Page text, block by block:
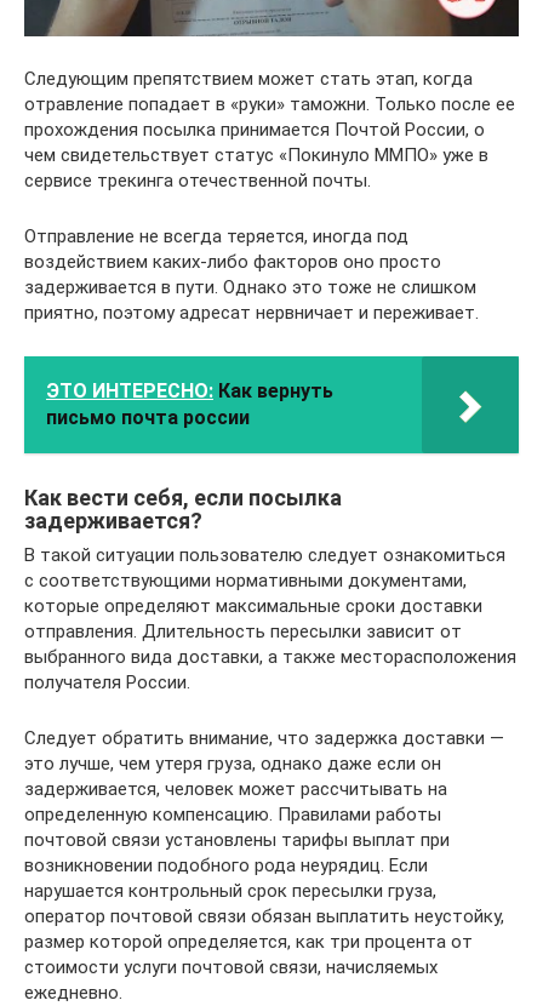
Следующим препятствием может стать этап, когда
отравление попадает в «руки» таможни. Только после ее
прохождения посылка принимается Почтой России, о
чем свидетельствует статус «Покинуло ММПО» уже в
сервисе трекинга отечественной почты.
Отправление не всегда теряется, иногда под
воздействием каких-либо факторов оно просто
задерживается в пути. Однако это тоже не слишком
приятно, поэтому адресат нервничает и переживает.
ЭТО ИНТЕРЕСНО: Как вернуть
письмо почта россии
Как вести себя, если посылка
задерживается?
В такой ситуации пользователю следует ознакомиться
с соответствующими нормативными документами,
которые определяют максимальные сроки доставки
отправления. Длительность пересылки зависит от
выбранного вида доставки, а также месторасположения
получателя России.
Следует обратить внимание, что задержка доставки —
это лучше, чем утеря груза, однако даже если он
задерживается, человек может рассчитывать на
определенную компенсацию. Правилами работы
почтовой связи установлены тарифы выплат при
возникновении подобного рода неурядиц. Если
нарушается контрольный срок пересылки груза,
оператор почтовой связи обязан выплатить неустойку,
размер которой определяется, как три процента от
стоимости услуги почтовой связи, начисляемых
ежедневно.